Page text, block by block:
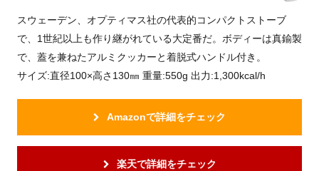
スウェーデン、オプティマス社の代表的コンパクトストーブ
で、1世紀以上も作り継がれている大定番だ。ボディーは真鍮製
で、蓋を兼ねたアルミクッカーと着脱式ハンドル付き。
サイズ:直径100×高さ130㎜ 重量:550g 出力:1,300kcal/h
Amazonで詳細をチェック
楽天で詳細をチェック